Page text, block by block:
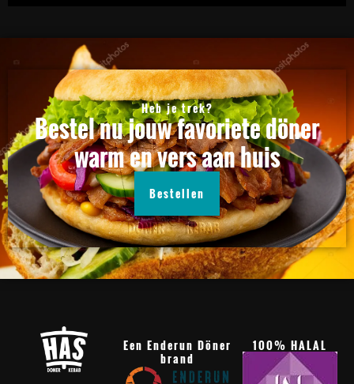
Heb je trek?
Bestel nu jouw favoriete döner
warm en vers aan huis
Bestellen
Een Enderun Döner
brand
100% HALAL